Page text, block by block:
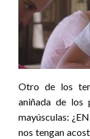
Otro de los
aniñada de los
mayúsculas:
nos tengan